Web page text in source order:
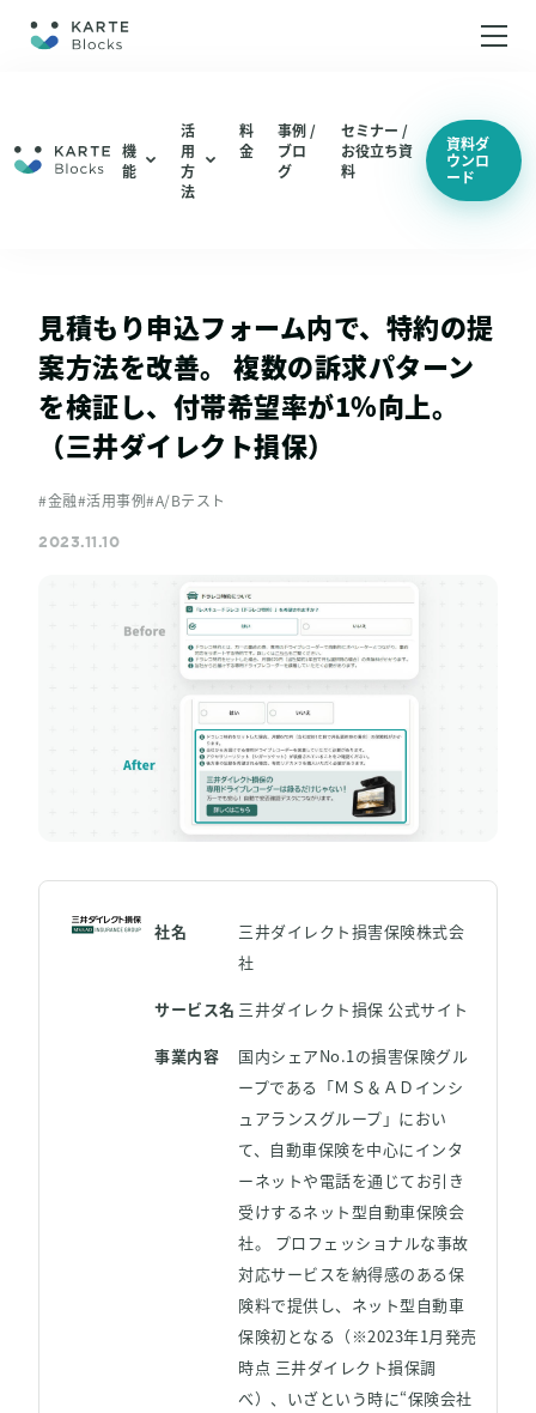
機能
機能一覧
活用方法
ABテスト（仮説検証 / UIUX改善）
LPO（LP最適化）
お問い合わせ
資料ダウンロード
Back to KARTE
機
能
編集・配信
活
用
方
法
ABテスト（仮説検証 / UIUX改善）
総合通販 / EC
アパレル
コスメ / 美容
BtoB SaaS
料
金
事例 /
ブロ
グ
セミナー /
お役立ち資
料
資料ダ
ウンロ
ード
見積もり申込フォーム内で、特約の提
案方法を改善。 複数の訴求パターン
を検証し、付帯希望率が1%向上。
（三井ダイレクト損保）
#金融#活用事例#A/Bテスト
2023.11.10
社名
三井ダイレクト損害保険株式会
社
サービス名 三井ダイレクト損保 公式サイト
事業内容
国内シェアNo.1の損害保険グル
ープである「ＭＳ＆ＡＤインシ
ュアランスグループ」におい
て、自動車保険を中心にインタ
ーネットや電話を通じてお引き
受けするネット型自動車保険会
社。 プロフェッショナルな事故
対応サービスを納得感のある保
険料で提供し、ネット型自動車
保険初となる（※2023年1月発売
時点 三井ダイレクト損保調
べ）、いざという時に“保険会社